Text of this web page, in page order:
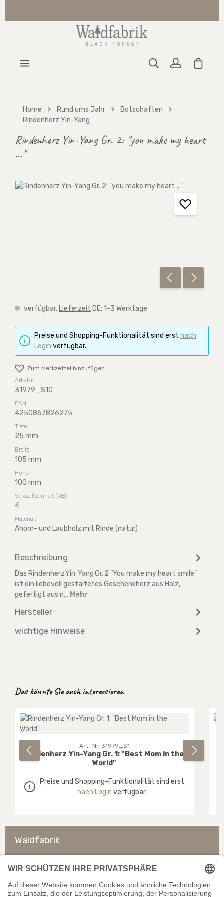
Home Rund ums Jahr
Botschaften
Rindenherz Yin-Yang
Rindenherz Yin-Yang Gr. 2: "you make my heart
..."
Bildergalerie überspringen
verfügbar, Lieferzeit DE: 1-3 Werktage
Preise und Shopping-Funktionalität sind erst nach
Login verfügbar.
Zum Merkzettel hinzufügen
Art.-Nr.:
31979_S10
EAN:
4250867826275
Tiefe:
25 mm
Breite:
105 mm
Höhe:
100 mm
Verkaufseinheit (VE):
4
Material:
Ahorn- und Laubholz mit Rinde (natur)
Beschreibung
Das Rindenherz Yin‑Yang Gr. 2 "You make my heart smile"
ist ein liebevoll gestaltetes Geschenkherz aus Holz,
gefertigt aus n… Mehr
Hersteller
wichtige Hinweise
Produktgalerie überspringen
Das könnte Sie auch interessieren
Art.-Nr. 31979_S1
Rindenherz Yin-Yang Gr. 1: "Best Mom in the
World"
Preise und Shopping-Funktionalität sind erst
nach Login verfügbar.
Waldfabrik
So erreichen Sie uns